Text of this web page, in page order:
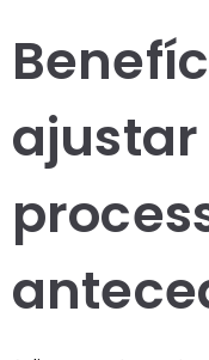
ajustar